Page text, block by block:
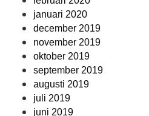
januari 2020
december 2019
november 2019
oktober 2019
september 2019
augusti 2019
juli 2019
juni 2019